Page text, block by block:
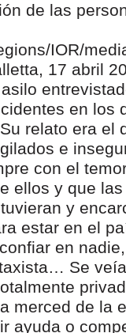
de las
IOR/
17 abril
en los
relato era el
e
con el
ellos y que
y
estar en el
en
Se
merced de la
ayuda o